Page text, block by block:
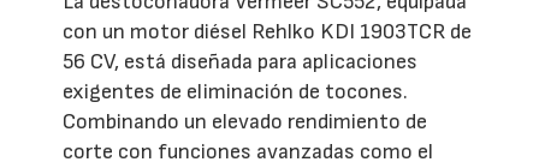
con un motor diésel Rehlko KDI 1903TCR de
56 CV, está diseñada para aplicaciones
exigentes de eliminación de tocones.
Combinando un elevado rendimiento de
corte con funciones avanzadas como el